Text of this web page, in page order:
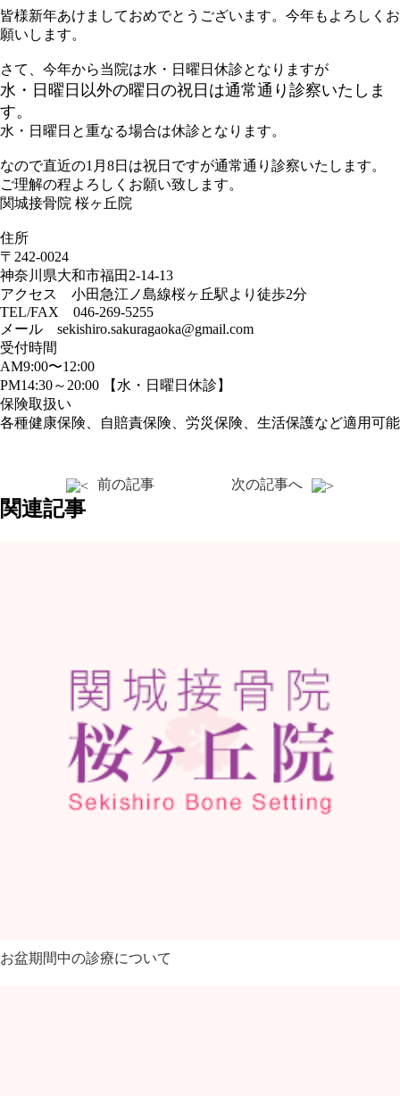
皆様新年あけましておめでとうございます。今年もよろしくお
願いします。
さて、今年から当院は水・日曜日休診となりますが
水・日曜日以外の曜日の祝日は通常通り診察いたしま
す。
水・日曜日と重なる場合は休診となります。
なので直近の1月8日は祝日ですが通常通り診察いたします。
ご理解の程よろしくお願い致します。
関城接骨院 桜ヶ丘院
住所
〒242-0024
神奈川県大和市福田2-14-13
アクセス 小田急江ノ島線桜ヶ丘駅より徒歩2分
TEL/FAX 046-269-5255
メール sekishiro.sakuragaoka@gmail.com
受付時間
AM9:00〜12:00
PM14:30～20:00 【水・日曜日休診】
保険取扱い
各種健康保険、自賠責保険、労災保険、生活保護など適用可能
前の記事 次の記事へ
関連記事
お盆期間中の診療について